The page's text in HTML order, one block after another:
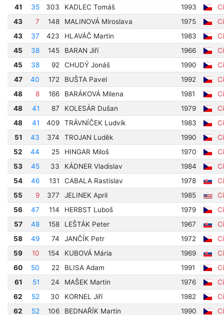
41
35 303 KADLEC Tomáš 1993
43
7 148 MALINOVÁ Miroslava 1975
43
37 423 HLAVÁČ Martin 1983
45
38 145 BARAN Jiří 1966
45
38 92 CHUDÝ Jonáš 1990
47
40 172 BUŠTA Pavel 1992
48
8 166 BARÁKOVÁ Milena 1981
48
41 87 KOLESÁR Dušan 1979
48
41 409 TRÁVNÍČEK Ludvík 1983
51
43 374 TROJAN Luděk 1990
52
44 25 HINGAR Miloš 1970
53
45 33 KÁDNER Vladislav 1984
54
46 131 CABALA Rastislav 1978
55
9 377 JELINEK April 1985
56
47 114 HERBST Luboš 1979
57
48 158 LEŠTÁK Peter 1967
58
49 74 JANČÍK Petr 1972
59
10 154 KUBOVÁ Mária 1969
60
50 22 BLISA Adam 1991
61
51 24 MAŠEK Martin 1976
62
52 30 KORNEL Jiří 1982
62
52 106 BEDNAŘÍK Martin 1990